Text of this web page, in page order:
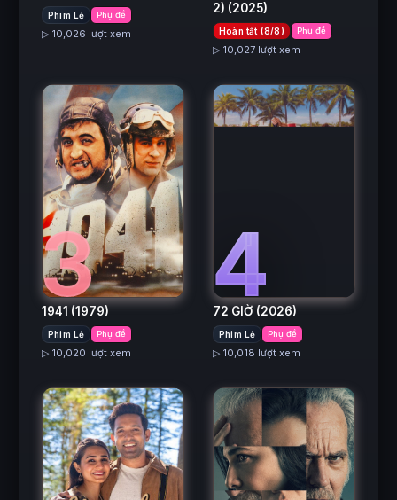
Phim Lẻ Phụ đề
▷ 10,026 lượt xem
2) (2025)
Hoàn tất (8/8) Phụ đề
▷ 10,027 lượt xem
3
1941 (1979)
Phim Lẻ Phụ đề
▷ 10,020 lượt xem
4
72 GIỜ (2026)
Phim Lẻ Phụ đề
▷ 10,018 lượt xem